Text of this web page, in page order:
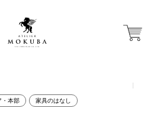
・本部 家具のはなし